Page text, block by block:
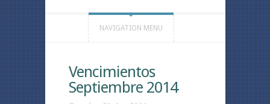
NAVIGATION MENU
Vencimientos
Septiembre 2014